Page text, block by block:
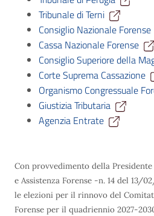
Tribunale di Terni
Consiglio Nazionale Forense
Cassa Nazionale Forense
Consiglio Superiore della
Corte Suprema Cassazione
Organismo Congressuale
Giustizia Tributaria
Agenzia Entrate
Con provvedimento della
e Assistenza Forense -n. 14 del 13/
le elezioni per il rinnovo del
Forense per il quadriennio 2027-